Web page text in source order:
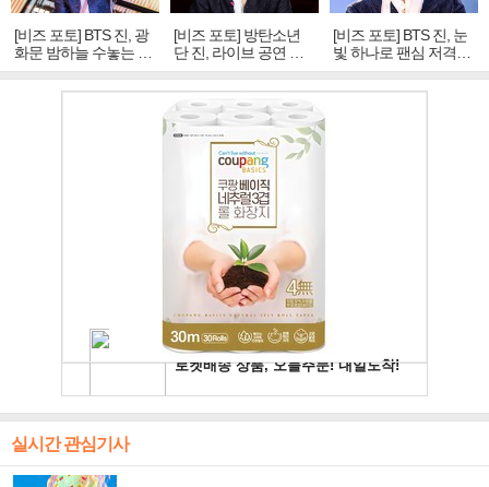
[비즈 포토] BTS 진, 광
화문 밤하늘 수놓는 '비
주얼 킹'의 열창
[비즈 포토] 방탄소년
단 진, 라이브 공연 중
빛나는 독보적 아우라
[비즈 포토] BTS 진, 눈
빛 하나로 팬심 저격…
독보적 카리스마
실시간 관심기사